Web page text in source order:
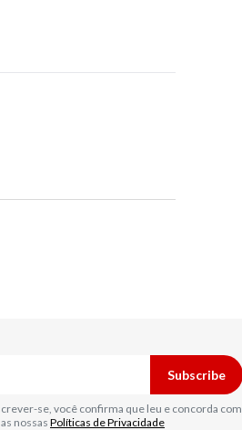
Subscribe
se, você confirma que leu e concorda com
nossasPolíticas de Privacidade